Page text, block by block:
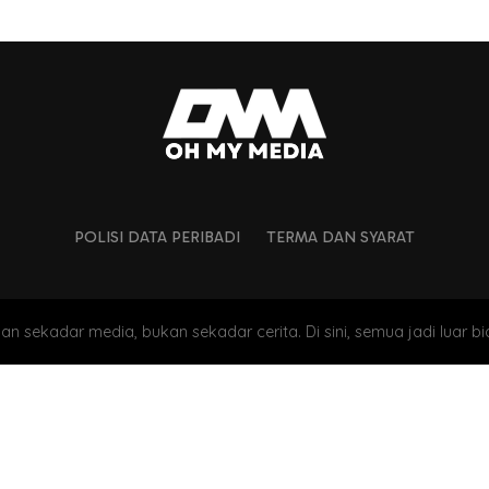
POLISI DATA PERIBADI TERMA DAN SYARAT
sekadar media, bukan sekadar cerita. Di sini, semua jadi luar